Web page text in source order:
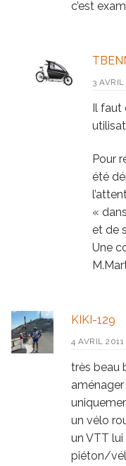
c’est
3
Il faut
Pour
été
«
et de
Une
KIKI-129
4 AVRIL
très beau
un vélo
un VTT
piéton/